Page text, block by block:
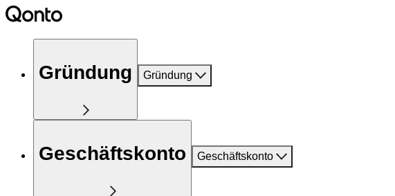
Gründung Gründung
Geschäftskonto Geschäftskonto